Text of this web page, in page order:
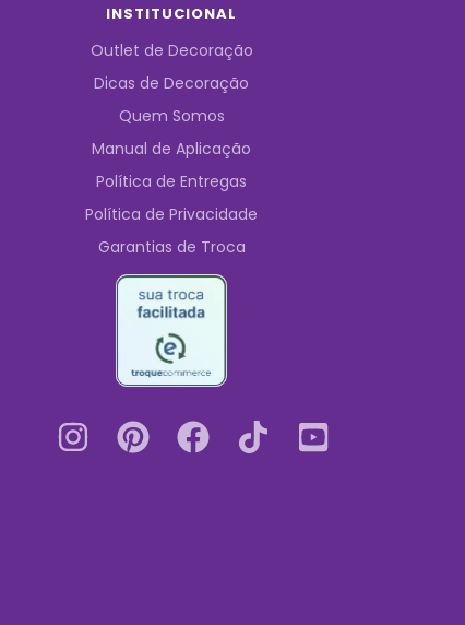
INSTITUCIONAL
Outlet de Decoração
Dicas de Decoração
Quem Somos
Manual de Aplicação
Política de Entregas
Política de Privacidade
Garantias de Troca